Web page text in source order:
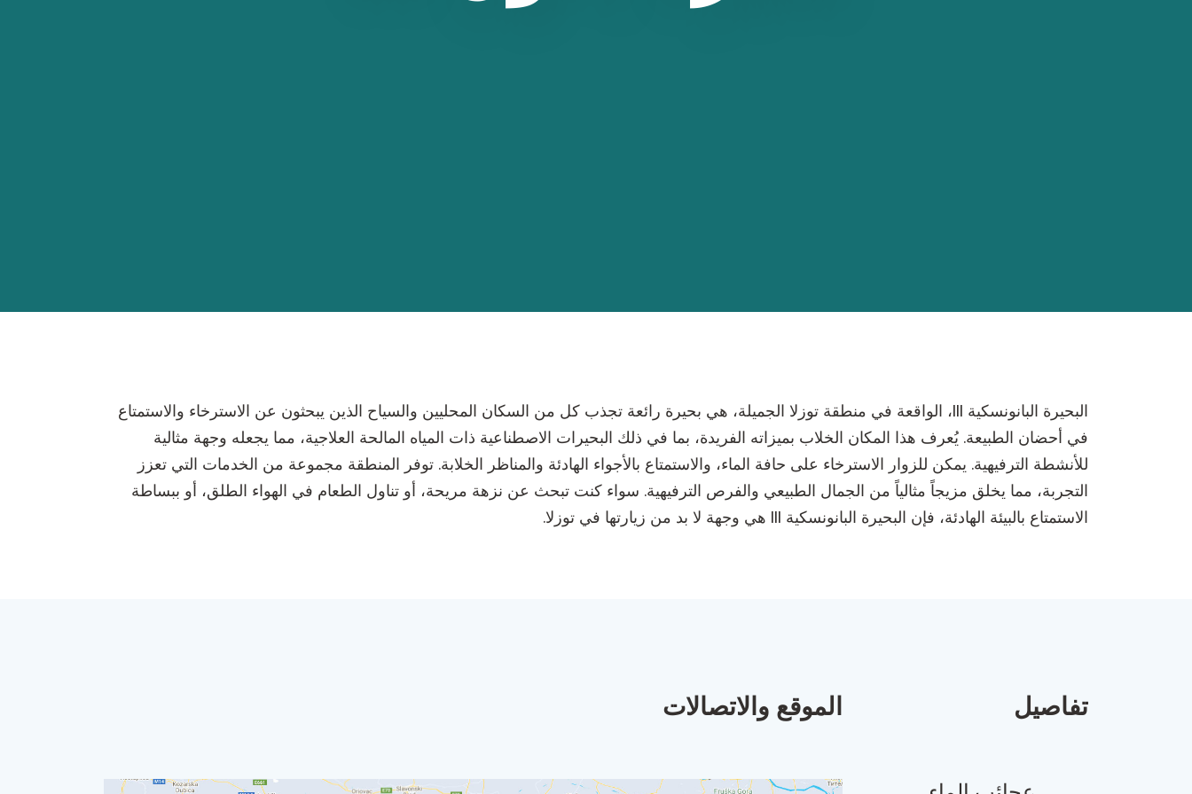
البحيرة البانونسكية III، الواقعة في منطقة توزلا الجميلة، هي بحيرة رائعة تجذب كل من السكان المحليين والسياح الذين يبحثون عن الاسترخاء والاستمتاع
في أحضان الطبيعة. يُعرف هذا المكان الخلاب بميزاته الفريدة، بما في ذلك البحيرات الاصطناعية ذات المياه المالحة العلاجية، مما يجعله وجهة مثالية
للأنشطة الترفيهية. يمكن للزوار الاسترخاء على حافة الماء، والاستمتاع بالأجواء الهادئة والمناظر الخلابة. توفر المنطقة مجموعة من الخدمات التي تعزز
التجربة، مما يخلق مزيجاً مثالياً من الجمال الطبيعي والفرص الترفيهية. سواء كنت تبحث عن نزهة مريحة، أو تناول الطعام في الهواء الطلق، أو ببساطة
الاستمتاع بالبيئة الهادئة، فإن البحيرة البانونسكية III هي وجهة لا بد من زيارتها في توزلا.
تفاصيل الموقع والاتصالات